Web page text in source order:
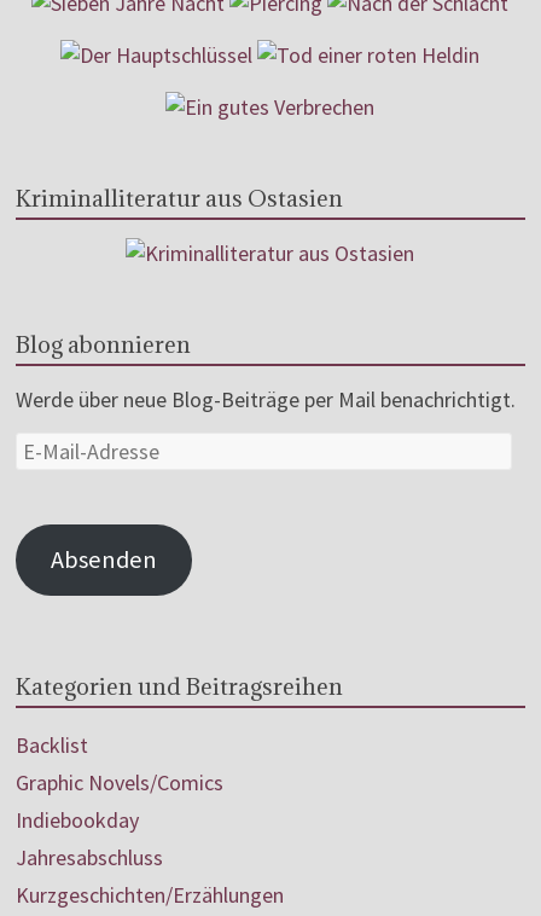
Kriminalliteratur aus Ostasien
Blog abonnieren
Werde über neue Blog-Beiträge per Mail benachrichtigt.
Absenden
Kategorien und Beitragsreihen
Backlist
Graphic Novels/Comics
Indiebookday
Jahresabschluss
Kurzgeschichten/Erzählungen